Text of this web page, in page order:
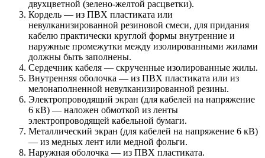
двухцветной (зелено-желтой расцветки).
Кордель — из ПВХ пластиката или
невулканизированной резиновой смеси, для придания
кабелю практически круглой формы внутренние и
наружные промежутки между изолированными жилами
должны быть заполнены.
Сердечник кабеля — скрученные изолированные жилы.
Внутренняя оболочка — из ПВХ пластиката или из
мелонаполненной невулканизированной резины.
Электропроводящий экран (для кабелей на напряжение
6 кВ) — наложен обмоткой из ленты
электропроводящей кабельной бумаги.
Металлический экран (для кабелей на напряжение 6 кВ)
— из медных лент или медной фольги.
Наружная оболочка — из ПВХ пластиката.